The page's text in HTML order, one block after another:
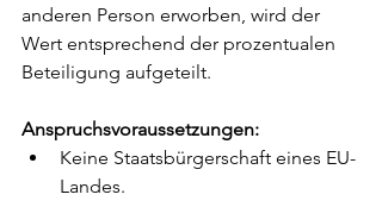
anderen Person erworben, wird der
Wert entsprechend der prozentualen
Beteiligung aufgeteilt.
Anspruchsvoraussetzungen:
Keine Staatsbürgerschaft eines EU-
Landes.